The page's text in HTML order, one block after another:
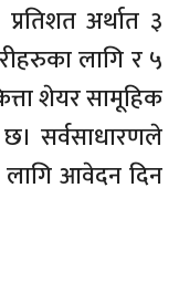
अर्थात ३
लागि र ५
शेयर सामूहिक
सर्वसाधारणले
लागि आवेदन दिन